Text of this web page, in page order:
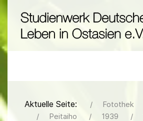
Aktuelle Seite: Fotothek
Peitaiho
1939